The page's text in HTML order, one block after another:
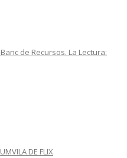
de Recursos. La Lectura:
DE FLIX